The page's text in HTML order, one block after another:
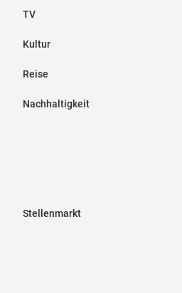
TV
Kultur
Reise
Nachhaltigkeit
Stellenmarkt